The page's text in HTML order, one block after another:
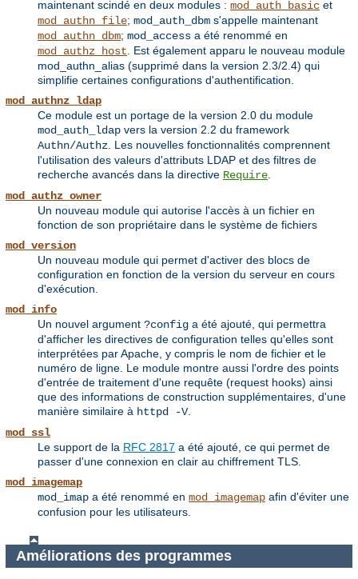
maintenant scindé en deux modules : mod_auth_basic et
mod_authn_file; mod_auth_dbm s'appelle maintenant
mod_authn_dbm; mod_access a été renommé en
mod_authz_host. Est également apparu le nouveau module
mod_authn_alias (supprimé dans la version 2.3/2.4) qui
simplifie certaines configurations d'authentification.
mod_authnz_ldap
Ce module est un portage de la version 2.0 du module
mod_auth_ldap vers la version 2.2 du framework
Authn/Authz. Les nouvelles fonctionnalités comprennent
l'utilisation des valeurs d'attributs LDAP et des filtres de
recherche avancés dans la directive Require.
mod_authz_owner
Un nouveau module qui autorise l'accès à un fichier en
fonction de son propriétaire dans le système de fichiers
mod_version
Un nouveau module qui permet d'activer des blocs de
configuration en fonction de la version du serveur en cours
d'exécution.
mod_info
Un nouvel argument ?config a été ajouté, qui permettra
d'afficher les directives de configuration telles qu'elles sont
interprétées par Apache, y compris le nom de fichier et le
numéro de ligne. Le module montre aussi l'ordre des points
d'entrée de traitement d'une requête (request hooks) ainsi
que des informations de construction supplémentaires, d'une
manière similaire à httpd -V.
mod_ssl
Le support de la RFC 2817 a été ajouté, ce qui permet de
passer d'une connexion en clair au chiffrement TLS.
mod_imagemap
mod_imap a été renommé en mod_imagemap afin d'éviter une
confusion pour les utilisateurs.
Améliorations des programmes